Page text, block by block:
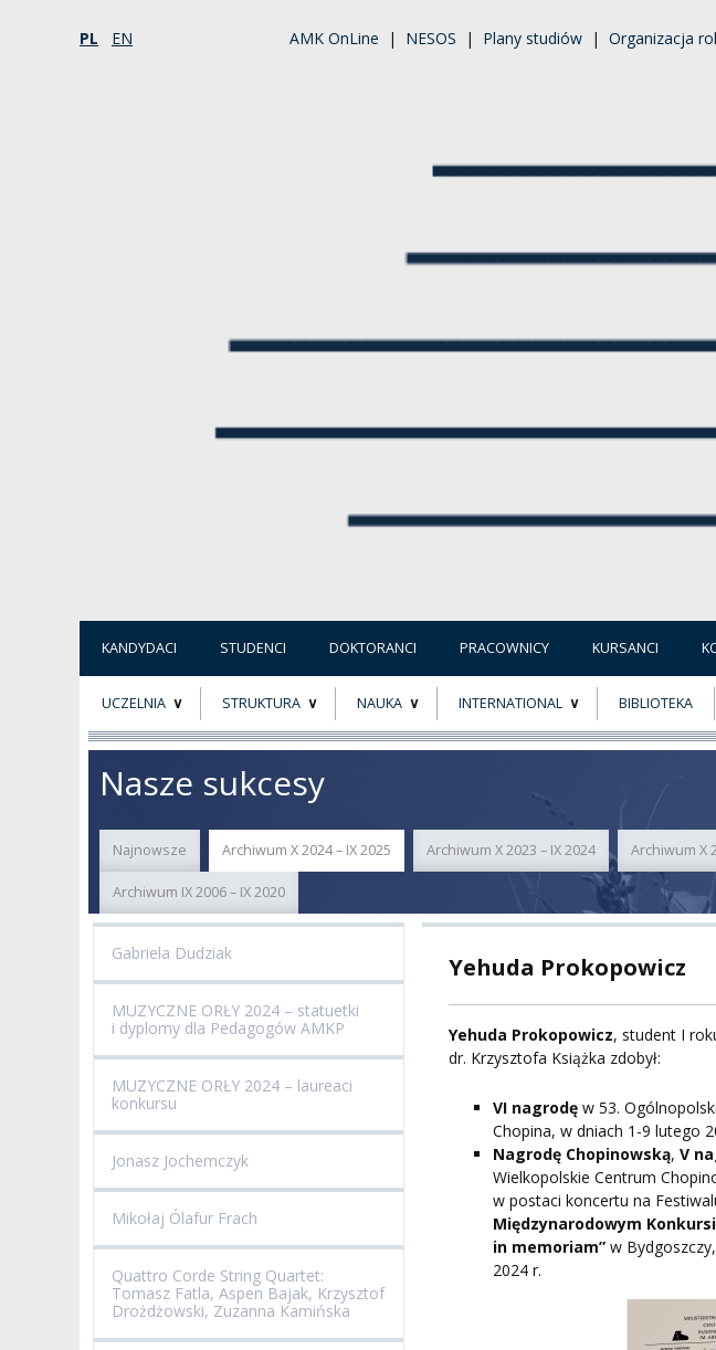
PL EN AMK OnLine | NESOS | Plany studiów | Organizacja
KANDYDACI STUDENCI DOKTORANCI PRACOWNICY KURSANCI
UCZELNIA
KADRA PEDAGOGICZNA
WYBORY
DOKTORATY HC
PROFESURY HONOROWE
EXCELLENCE IN TEACHING
I CHÓR AMKP
SALE KONCERTOWE
STRUKTURA
WYDZIAŁY
JEDNOSTKI NAUKOWE
OGÓLNOUCZELNIANY
SZKOŁA DOKTORSKA
ADMINISTRACJA
RZECZNICY
BIBLIOTEKA
NAUKA
JAKOŚĆ KSZTAŁCENIA
NOSTRYFIKACJA
POSTĘPOWANIA
POTWIERDZANIE EFEKTÓW
DOKUMENTY PUBLICZNE
INTERNATIONAL BIBLIOTEKA
Nasze sukcesy
Najnowsze Archiwum X 2024 – IX 2025 Archiwum X 2023 – IX 2024 Archiwum X
Archiwum IX 2006 – IX 2020
Gabriela Dudziak
MUZYCZNE ORŁY 2024 – statuetki
i dyplomy dla Pedagogów AMKP
MUZYCZNE ORŁY 2024 – laureaci
konkursu
Jonasz Jochemczyk
Mikołaj Ólafur Frach
Quattro Corde String Quartet:
Tomasz Fatla, Aspen Bajak, Krzysztof
Drożdżowski, Zuzanna Kamińska
Yehuda Prokopowicz
Yehuda Prokopowicz, student I
dr. Krzysztofa Książka zdobył:
VI nagrodę w 53.
Chopina, w dniach 1-9 lutego
Nagrodę Chopinowską,V
Wielkopolskie Centrum
w postaci koncertu na
Międzynarodowym
in memoriam” w
2024 r.